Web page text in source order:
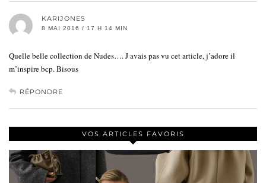
KARIJONES
8 MAI 2016 / 17 H 14 MIN
Quelle belle collection de Nudes…. J avais pas vu cet article, j’adore il
m’inspire bcp. Bisous
RÉPONDRE
VOS ARTICLES FAVORIS